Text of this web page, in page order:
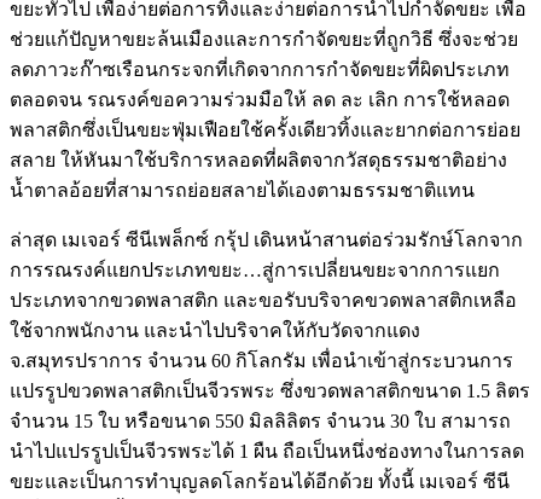
ขยะทั่วไป เพื่อง่ายต่อการทิ้งและง่ายต่อการนำไปกำจัดขยะ เพื่อ
ช่วยแก้ปัญหาขยะล้นเมืองและการกำจัดขยะที่ถูกวิธี ซึ่งจะช่วย
ลดภาวะก๊าซเรือนกระจกที่เกิดจากการกำจัดขยะที่ผิดประเภท
ตลอดจน รณรงค์ขอความร่วมมือให้ ลด ละ เลิก การใช้หลอด
พลาสติกซึ่งเป็นขยะฟุ่มเฟือยใช้ครั้งเดียวทิ้งและยากต่อการย่อย
สลาย ให้หันมาใช้บริการหลอดที่ผลิตจากวัสดุธรรมชาติอย่าง
น้ำตาลอ้อยที่สามารถย่อยสลายได้เองตามธรรมชาติแทน
ล่าสุด เมเจอร์ ซีนีเพล็กซ์ กรุ้ป เดินหน้าสานต่อร่วมรักษ์โลกจาก
การรณรงค์แยกประเภทขยะ…สู่การเปลี่ยนขยะจากการแยก
ประเภทจากขวดพลาสติก และขอรับบริจาคขวดพลาสติกเหลือ
ใช้จากพนักงาน และนำไปบริจาคให้กับวัดจากแดง
จ.สมุทรปราการ จำนวน 60 กิโลกรัม เพื่อนำเข้าสู่กระบวนการ
แปรรูปขวดพลาสติกเป็นจีวรพระ ซึ่งขวดพลาสติกขนาด 1.5 ลิตร
จำนวน 15 ใบ หรือขนาด 550 มิลลิลิตร จำนวน 30 ใบ สามารถ
นำไปแปรรูปเป็นจีวรพระได้ 1 ผืน ถือเป็นหนึ่งช่องทางในการลด
ขยะและเป็นการทำบุญลดโลกร้อนได้อีกด้วย ทั้งนี้ เมเจอร์ ซีนี